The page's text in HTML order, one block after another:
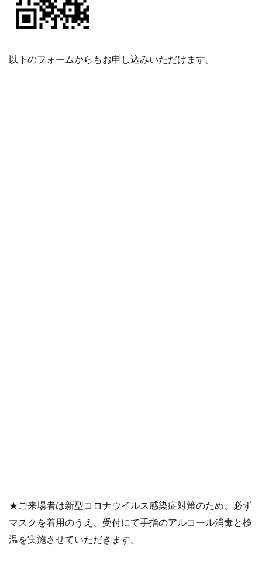
以下のフォームからもお申し込みいただけます。
★ご来場者は新型コロナウイルス感染症対策のため、必ず
マスクを着用のうえ、受付にて手指のアルコール消毒と検
温を実施させていただきます。